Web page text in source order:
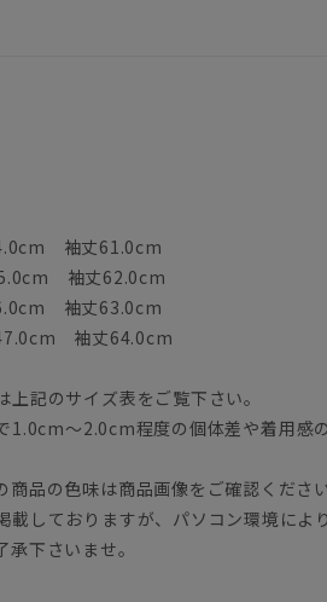
袖丈61.0cm
袖丈62.0cm
袖丈63.0cm
袖丈64.0cm
記のサイズ表をご覧下さい。
1.0cm～2.0cm程度の個体差や着用感
品の色味は商品画像をご確認ください
しておりますが、パソコン環境によ
下さいませ。